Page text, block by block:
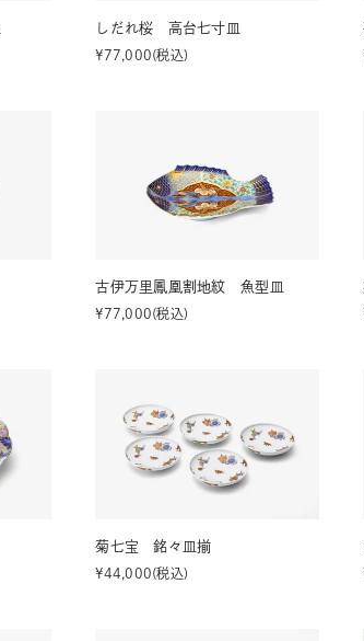
しだれ桜 高台七寸皿
¥77,000 税込
古伊万里鳳凰割地紋 魚型皿
¥ 77,000 税込
菊七宝 銘々皿揃
¥44,000 税込